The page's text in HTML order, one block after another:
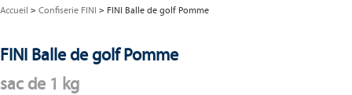
Accueil Confiserie FINI FINI Balle de golf Pomme
FINI Balle de golf Pomme
sac de 1 kg